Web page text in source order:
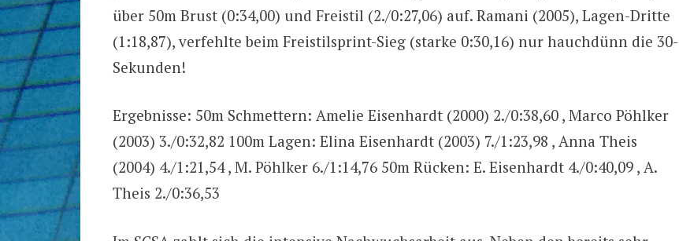
über 50m Brust (0:34,00) und Freistil (2./0:27,06) auf. Ramani (2005), Lagen-Dritte
(1:18,87), verfehlte beim Freistilsprint-Sieg (starke 0:30,16) nur hauchdünn die 30-
Sekunden!
Ergebnisse: 50m Schmettern: Amelie Eisenhardt (2000) 2./0:38,60 , Marco Pöhlker
(2003) 3./0:32,82 100m Lagen: Elina Eisenhardt (2003) 7./1:23,98 , Anna Theis
(2004) 4./1:21,54 , M. Pöhlker 6./1:14,76 50m Rücken: E. Eisenhardt 4./0:40,09 , A.
Theis 2./0:36,53